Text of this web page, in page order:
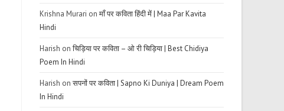
Krishna Murari onमाँ पर कविता हिंदी में | Maa Par Kavita
Hindi
Harish onचिड़िया पर कविता – ओ री चिड़िया | Best Chidiya
Poem In Hindi
Harish onसपनों पर कविता | Sapno Ki Duniya | Dream Poem
In Hindi